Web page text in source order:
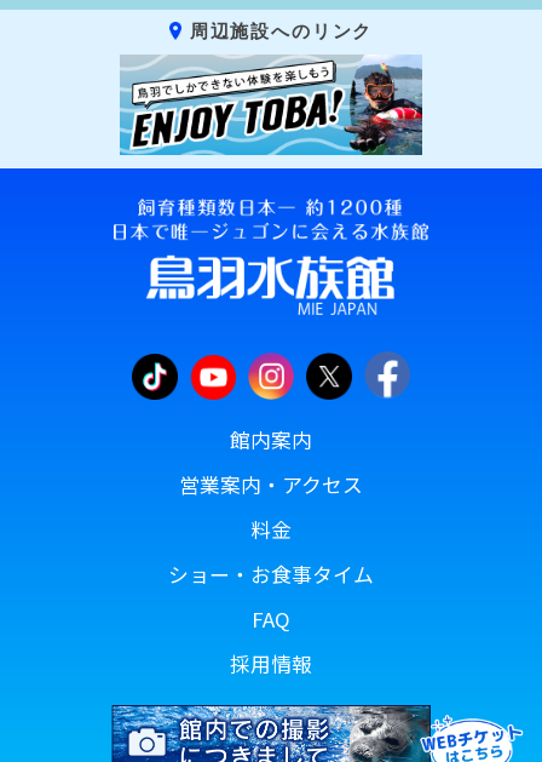
周辺施設へのリンク
館内案内
営業案内・アクセス
料金
ショー・お食事タイム
FAQ
採用情報